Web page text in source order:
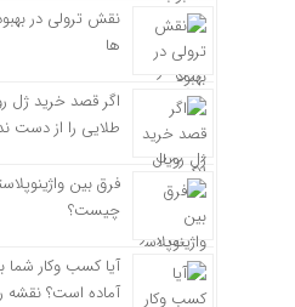
نقش ترولی در
ها
اگر قصد خرید ژل
طلایی را از دست
فرق بین
چیست؟
آیا کسب وکار
آماده است؟ نقشه